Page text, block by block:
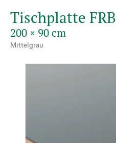
Tischplatte FRB
200 × 90 cm
Mittelgrau